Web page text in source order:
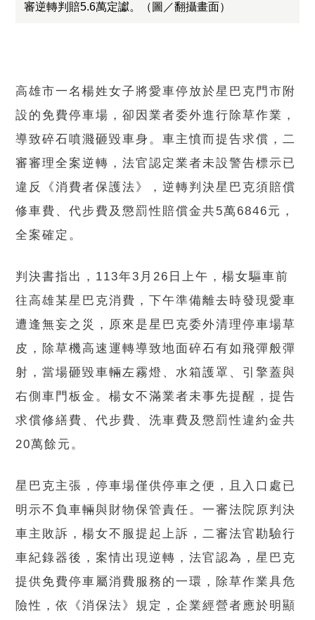
審逆轉判賠5.6萬定讞。（圖／翻攝畫面）
高雄市一名楊姓女子將愛車停放於星巴克門市附
設的免費停車場，卻因業者委外進行除草作業，
導致碎石噴濺砸毀車身。車主憤而提告求償，二
審審理全案逆轉，法官認定業者未設警告標示已
違反《消費者保護法》，逆轉判決星巴克須賠償
修車費、代步費及懲罰性賠償金共5萬6846元，
全案確定。
判決書指出，113年3月26日上午，楊女驅車前
往高雄某星巴克消費，下午準備離去時發現愛車
遭逢無妄之災，原來是星巴克委外清理停車場草
皮，除草機高速運轉導致地面碎石有如飛彈般彈
射，當場砸毀車輛左霧燈、水箱護罩、引擎蓋與
右側車門板金。楊女不滿業者未事先提醒，提告
求償修繕費、代步費、洗車費及懲罰性違約金共
20萬餘元。
星巴克主張，停車場僅供停車之便，且入口處已
明示不負車輛與財物保管責任。一審法院原判決
車主敗訴，楊女不服提起上訴，二審法官勘驗行
車紀錄器後，案情出現逆轉，法官認為，星巴克
提供免費停車屬消費服務的一環，除草作業具危
險性，依《消保法》規定，企業經營者應於明顯